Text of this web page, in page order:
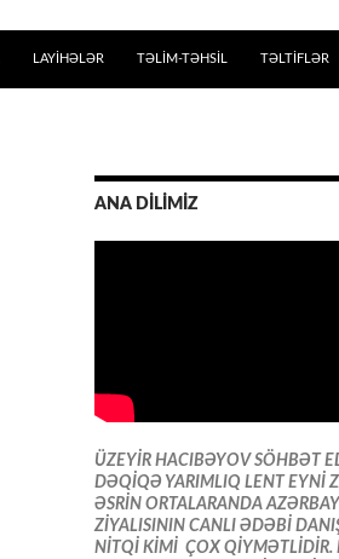
LAYİHƏLƏR TƏLIM-TƏHSIL TƏLTİFLƏR
ANA DİLİMİZ
ÜZEYİR HACIBƏYOV SÖHBƏT
DƏQİQƏ YARIMLIQ LENT EYNİ
ƏSRİN ORTALARANDA
ZİYALISININ CANLI ƏDƏBİ
NİTQİ KİMİ ÇOX